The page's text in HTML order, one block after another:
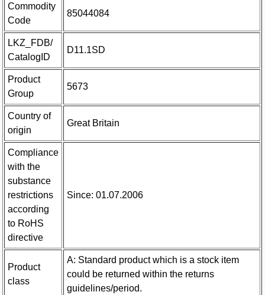
Commodity
Code
85044084
LKZ_FDB/
CatalogID
D11.1SD
Product
Group
5673
Country of
origin
Great Britain
Compliance
with the
substance
restrictions
according
to RoHS
directive
Since: 01.07.2006
Product
class
A: Standard product which is a stock item
could be returned within the returns
guidelines/period.